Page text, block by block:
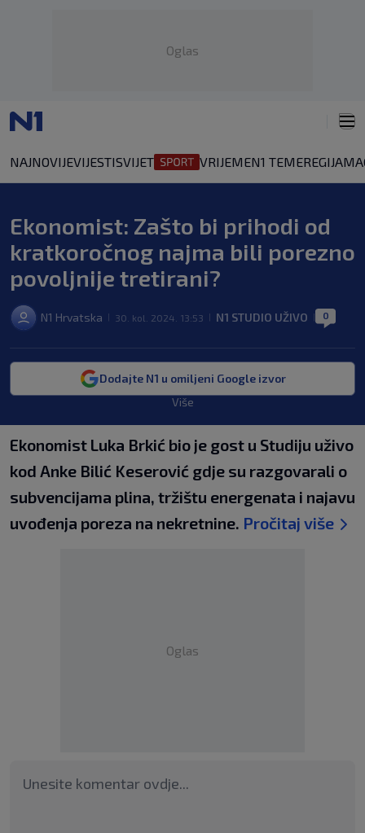
Oglas
NAJNOVIJEVIJESTISVIJET VRIJEMEN1 TEMEREGIJA
Ekonomist: Zašto bi prihodi od
kratkoročnog najma bili porezno
povoljnije tretirani?
N1 Hrvatska 30. kol. 2024. 13:53 N1 STUDIO UŽIVO 0
Dodajte N1 u omiljeni Google izvor
Više
Ekonomist Luka Brkić bio je gost u Studiju uživo
kod Anke Bilić Keserović gdje su razgovarali o
subvencijama plina, tržištu energenata i najavu
uvođenja poreza na nekretnine. Pročitaj više
Oglas